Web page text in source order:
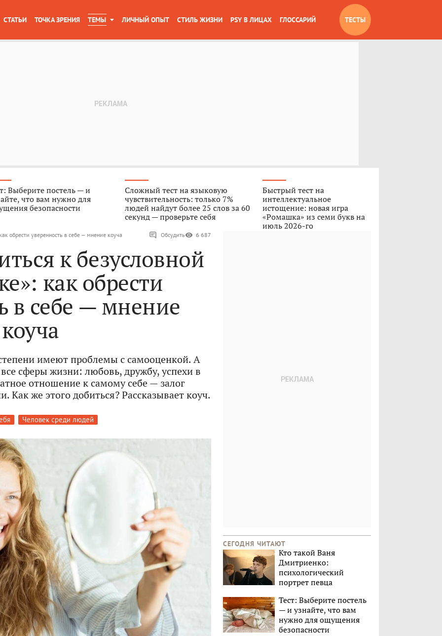
СТАТЬИ ТОЧКА ЗРЕНИЯ ТЕМЫ ЛИЧНЫЙ ОПЫТ СТИЛЬ ЖИЗНИ PSY В ЛИЦАХ ГЛОССАРИЙ ТЕСТЫ
Выберите постель — и
что вам нужно для
безопасности
Сложный тест на языковую
чувствительность: только 7%
людей найдут более 25 слов за 60
секунд — проверьте себя
Быстрый тест на
интеллектуальное
истощение: новая игра
«Ромашка» из семи букв на
июль 2026-го
обрести уверенность в себе — мнение коуча Обсудить 6 687
к безусловной
как обрести
в себе — мнение
коуча
имеют проблемы с самооценкой. А
сферы жизни: любовь, дружбу, успехи в
отношение к самому себе — залог
Как же этого добиться? Рассказывает коуч.
Человек среди людей
СЕГОДНЯ ЧИТАЮТ
Кто такой Ваня
Дмитриенко:
психологический
портрет певца
Тест: Выберите постель
— и узнайте, что вам
нужно для ощущения
безопасности